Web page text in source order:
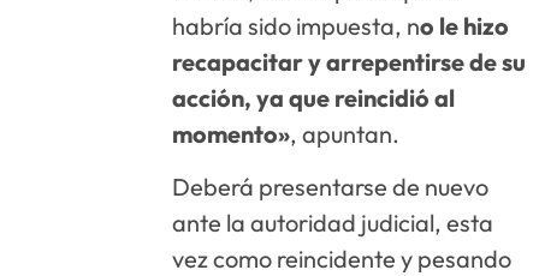
habría sido impuesta, no le hizo
recapacitar y arrepentirse de su
acción, ya que reincidió al
momento», apuntan.
Deberá presentarse de nuevo
ante la autoridad judicial, esta
vez como reincidente y pesando